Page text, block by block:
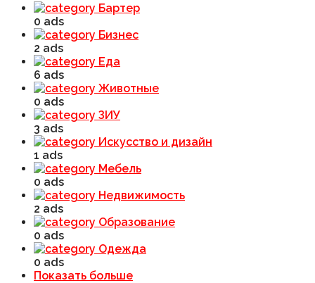
Бартер
0 ads
Бизнес
2 ads
Еда
6 ads
Животные
0 ads
ЗИУ
3 ads
Искусство и дизайн
1 ads
Мебель
0 ads
Недвижимость
2 ads
Образование
0 ads
Одежда
0 ads
Показать больше